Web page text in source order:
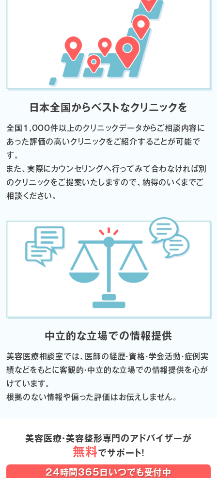
日本全国からベストなクリニックを
全国1,000件以上のクリニックデータからご相談内容に
あった評価の高いクリニックをご紹介することが可能で
す。
また、実際にカウンセリングへ行ってみて合わなければ別
のクリニックをご提案いたしますので、納得のいくまでご
相談ください。
中立的な立場での情報提供
美容医療相談室では、医師の経歴・資格・学会活動・症例実
績などをもとに客観的・中立的な立場での情報提供を心が
けています。
根拠のない情報や偏った評価はお伝えしません。
美容医療・美容整形専門のアドバイザーが
無料でサポート！
24時間365日いつでも受付中